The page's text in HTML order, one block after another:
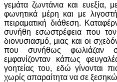
γεμάτα ζωντάνια και ευεξία,
φωνητικά μέρη και με
πειραματική διάθεση.
συνήθη εσωστρέφεια που τον
διονυσιασμό, μιας και οι
που συνήθως φωλιάζαν
εμφανίζονταν κάπως
γοητείας του, εδώ γίνονται
χωρίς απαραίτητα να σε